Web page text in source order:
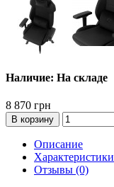
Наличие: На складе
8 870 грн
В корзину
Описание
Характеристики
Отзывы (0)